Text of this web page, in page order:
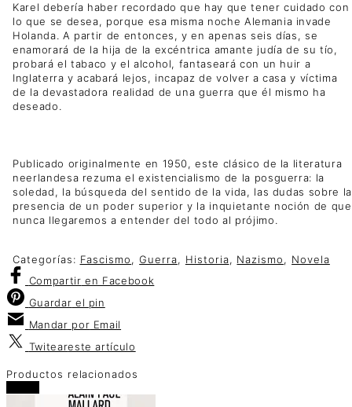
Karel debería haber recordado que hay que tener cuidado con
lo que se desea, porque esa misma noche Alemania invade
Holanda. A partir de entonces, y en apenas seis días, se
enamorará de la hija de la excéntrica amante judía de su tío,
probará el tabaco y el alcohol, fantaseará con un huir a
Inglaterra y acabará lejos, incapaz de volver a casa y víctima
de la devastadora realidad de una guerra que él mismo ha
deseado.
Publicado originalmente en 1950, este clásico de la literatura
neerlandesa rezuma el existencialismo de la posguerra: la
soledad, la búsqueda del sentido de la vida, las dudas sobre la
presencia de un poder superior y la inquietante noción de que
nunca llegaremos a entender del todo al prójimo.
Categorías: Fascismo,Guerra, Historia, Nazismo, Novela
Compartir en Facebook
Guardar el pin
Mandar por Email
Twiteareste artículo
Productos relacionados